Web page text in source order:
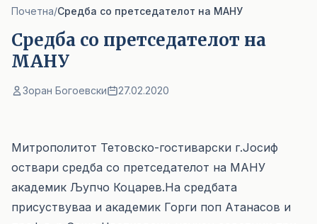
Почетна/Средба со претседателот на МАНУ
Средба со претседателот на
МАНУ
Зоран Богоевски 27.02.2020
Митрополитот Тетовско-гостиварски г.Јосиф
оствари средба со претседателот на МАНУ
академик Љупчо Коцарев.На средбата
присуствуваа и академик Горги поп Атанасов и